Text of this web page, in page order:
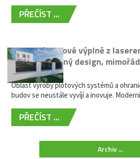
PŘEČÍST ...
Moderní plotové výplně z
kovů: výjimečný design,
žádná údržba
Oblast výroby plotových systémů a
budov se neustále vyvíjí a inovuje.
PŘEČÍST ...
Archiv ...